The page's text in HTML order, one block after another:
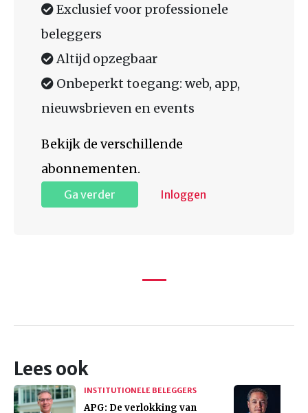
Exclusief voor professionele
beleggers
Altijd opzegbaar
Onbeperkt toegang: web, app,
nieuwsbrieven en events
Bekijk de verschillende
abonnementen.
Ga verder Inloggen
Lees ook
INSTITUTIONELE BELEGGERS
APG: De verlokking van